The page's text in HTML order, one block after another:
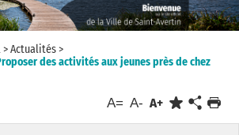
>Actualités>
des activités aux jeunes près de chez
A= A- A+